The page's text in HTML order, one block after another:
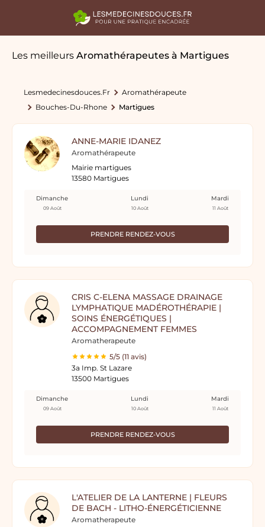
Les meilleurs Aromathérapeutes à Martigues
Lesmedecinesdouces.fr
Aromathérapeute
Bouches-Du-Rhone
Martigues
ANNE-MARIE IDANEZ
Aromathérapeute
Mairie martigues
13580 Martigues
PRENDRE RENDEZ-VOUS
Dimanche
09 Août
Lundi
10 Août
Mardi
11 Août
CRIS C-ELENA MASSAGE DRAINAGE
LYMPHATIQUE MADÉROTHÉRAPIE |
SOINS ÉNERGÉTIQUES |
ACCOMPAGNEMENT FEMMES
Aromatherapeute
5/5 (11 avis)
3a Imp. St Lazare
13500 Martigues
PRENDRE RENDEZ-VOUS
Dimanche
09 Août
Lundi
10 Août
Mardi
11 Août
L'ATELIER DE LA LANTERNE | FLEURS
DE BACH - LITHO-ÉNERGÉTICIENNE
Aromatherapeute